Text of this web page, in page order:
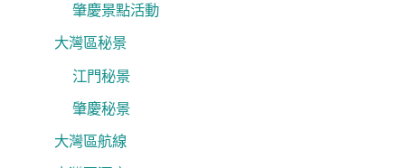
肇慶景點活動
大灣區秘景
江門秘景
肇慶秘景
大灣區航線